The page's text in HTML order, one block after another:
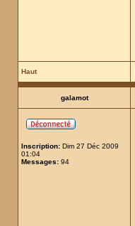
Haut
galamot
Inscription: Dim 27 Déc 2009
01:04
Messages: 94